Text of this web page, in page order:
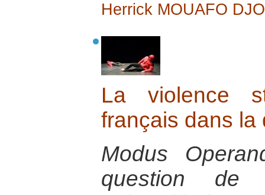
Herrick MOUAFO
La violence
français dans la
Modus
question de